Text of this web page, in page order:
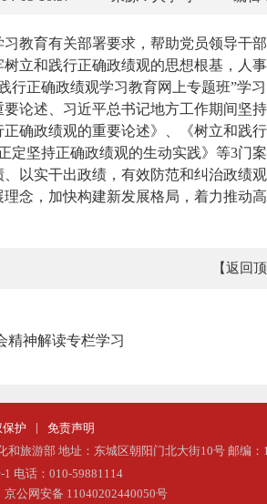
教育有关部署要求，帮助党员领导干
立和践行正确政绩观的思想根基，
人
行正确政绩观学习教育网上专题班”学习
论述、习近平总书记地方工作期间坚
确政绩观的重要论述》、《树立和践
定坚持正确政绩观的生动实践》等3门
以实干出政绩，有效防范和纠治政绩
念，加快构建新发展格局，着力推动
【返回
精神解读专栏学习